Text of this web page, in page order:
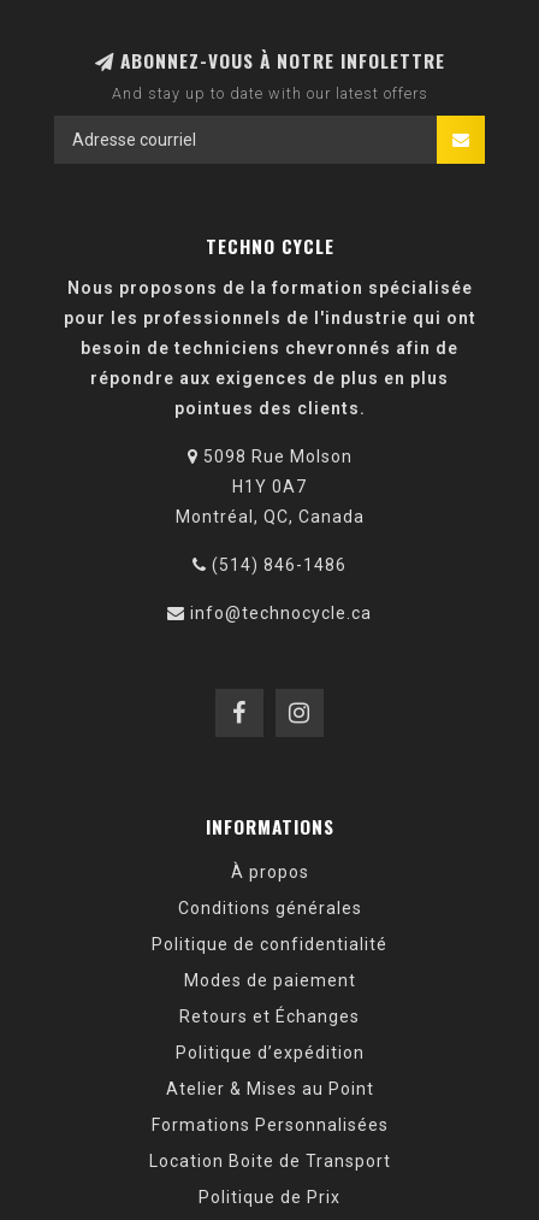
ABONNEZ-VOUS À NOTRE INFOLETTRE
And stay up to date with our latest offers
TECHNO CYCLE
Nous proposons de la formation spécialisée
pour les professionnels de l'industrie qui ont
besoin de techniciens chevronnés afin de
répondre aux exigences de plus en plus
pointues des clients.
5098 Rue Molson
H1Y 0A7
Montréal, QC, Canada
(514) 846-1486
info@technocycle.ca
INFORMATIONS
À propos
Conditions générales
Politique de confidentialité
Modes de paiement
Retours et Échanges
Politique d’expédition
Atelier & Mises au Point
Formations Personnalisées
Location Boite de Transport
Politique de Prix